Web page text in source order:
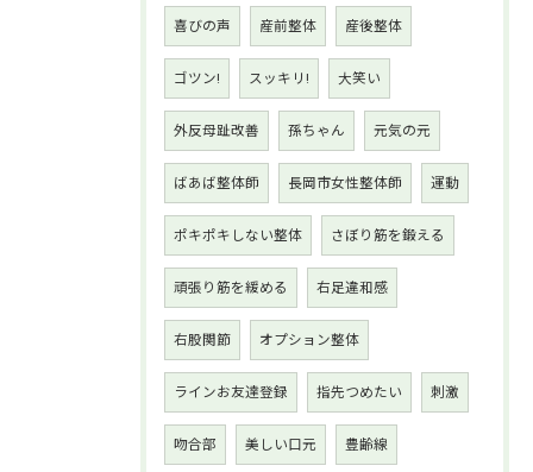
喜びの声 産前整体 産後整体
ゴツン! スッキリ! 大笑い
外反母趾改善 孫ちゃん 元気の元
ばあば整体師 長岡市女性整体師 運動
ポキポキしない整体 さぼり筋を鍛える
頑張り筋を緩める 右足違和感
右股関節 オプション整体
ラインお友達登録 指先つめたい 刺激
吻合部 美しい口元 豊齢線